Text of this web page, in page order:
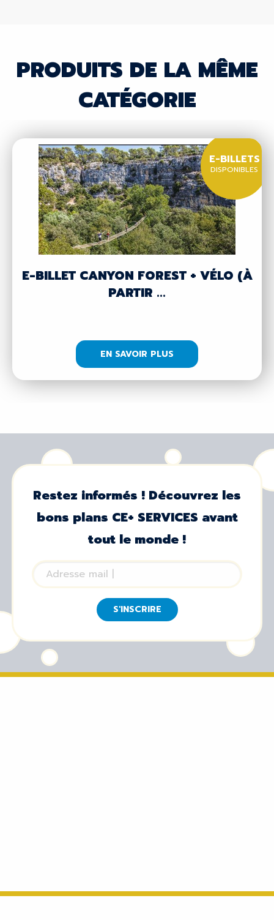
PRODUITS DE LA MÊME
CATÉGORIE
E-BILLET CANYON FOREST + VÉLO (À
PARTIR ...
E-BILLETS
DISPONIBLES
EN SAVOIR PLUS
Restez informés ! Découvrez les
bons plans CE+ SERVICES avant
tout le monde !
S'INSCRIRE